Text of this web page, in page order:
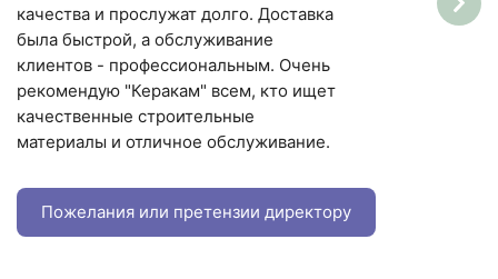
качества и прослужат долго. Доставка
была быстрой, а обслуживание
клиентов - профессиональным. Очень
рекомендую "Керакам" всем, кто ищет
качественные строительные
материалы и отличное обслуживание.
Пожелания или претензии директору